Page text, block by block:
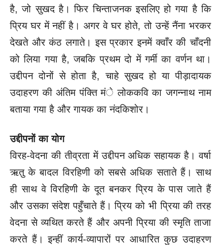
है, जो सुखद है। फिर चिन्ताजनक इसलिए हो गया है कि
प्रिय घर में नहीं है। अगर वे घर होते, तो उन्हें नैंना भरकर
देखते और कंठ लगाते। इस प्रकार इनमें क्वाँर की चाँदनी
को लिया गया है, जबकि प्रथम दो में गर्मी का वर्णन था।
उद्दीपन दोनों से होता है, चाहे सुखद हो या पीड़ादायक
उदाहरण की अंतिम पंक्ति मंे लोककवि का जगन्नाथ नाम
बताया गया है और गायक का नंदकिशोर।
उद्दीपनों का योग
विरह-वेदना की तीव्रता में उद्दीपन अधिक सहायक है। वर्षा
ऋतु के बादल विरहिणी को सबसे अधिक सताते हैं। साथ
ही साथ वे विरहिणी के दूत बनकर प्रिय के पास जाते हैं
और उसका संदेश पहुँचाते हैं। प्रिय को भी प्रिया की तरह
वेदना से व्यथित करते हैं और अपनी प्रिया की स्मृति ताजा
करते हैं। इन्हीं कार्य-व्यापारों पर आधारित कुछ उदाहरण